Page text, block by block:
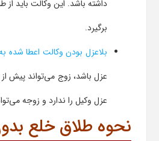
داشته باشد. این وکالت باید از
برگیرد.
بلاعزل بودن وکالت اعطا شده
عزل باشد، زوج می‌تواند پیش
عزل وکیل را ندارد و زوجه
نحوه طلاق خلع